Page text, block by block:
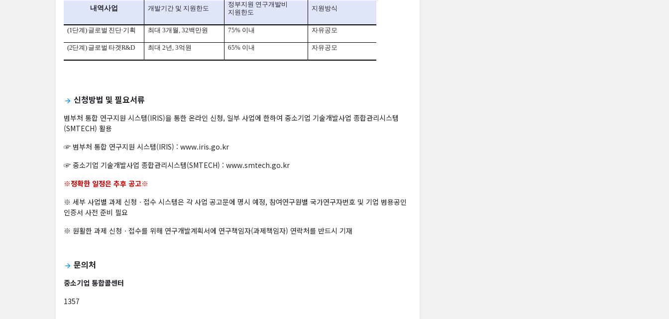
내역사업 개발기간 및 지원한도
정부지원 연구개발비
지원한도
지원방식
(1단계) 글로벌 진단·기획 최대 3개월, 32백만원 75% 이내 자유공모
(2단계) 글로벌 타겟R&D 최대 2년, 3억원 65% 이내 자유공모
arrow_forward 신청방법 및 필요서류
범부처 통합 연구지원 시스템(IRIS)을 통한 온라인 신청, 일부 사업에 한하여 중소기업 기술개발사업 종합관리시스템
(SMTECH) 활용
☞ 범부처 통합 연구지원 시스템(IRIS) : www.iris.go.kr
☞ 중소기업 기술개발사업 종합관리시스템(SMTECH) : www.smtech.go.kr
※정확한 일정은 추후 공고※
※ 세부 사업별 과제 신청ㆍ접수 시스템은 각 사업 공고문에 명시 예정, 참여연구원별 국가연구자번호 및 기업 범용공인
인증서 사전 준비 필요
※ 원활한 과제 신청ㆍ접수를 위해 연구개발계획서에 연구책임자(과제책임자) 연락처를 반드시 기재
arrow_forward 문의처
중소기업 통합콜센터
1357